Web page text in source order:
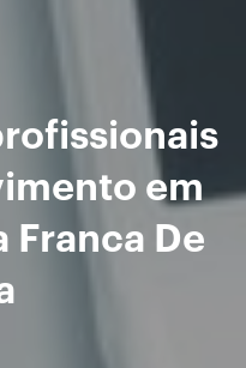
em
Franca De